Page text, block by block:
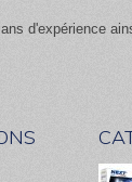
d'expérience